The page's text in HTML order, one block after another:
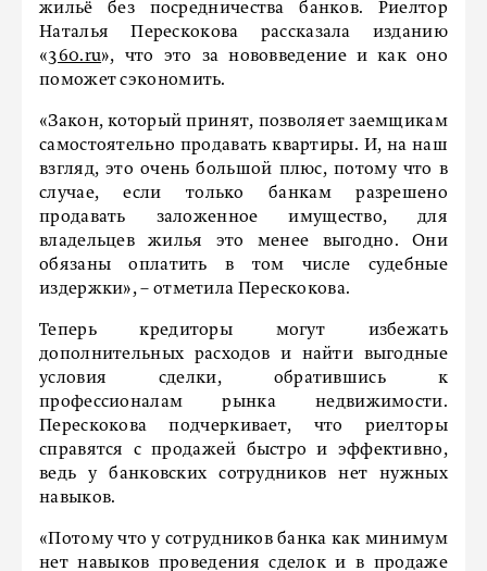
жильё без посредничества банков. Риелтор
Наталья Перескокова рассказала изданию
«360.ru», что это за нововведение и как оно
поможет сэкономить.
«Закон, который принят, позволяет заемщикам
самостоятельно продавать квартиры. И, на наш
взгляд, это очень большой плюс, потому что в
случае, если только банкам разрешено
продавать заложенное имущество, для
владельцев жилья это менее выгодно. Они
обязаны оплатить в том числе судебные
издержки», – отметила Перескокова.
Теперь кредиторы могут избежать
дополнительных расходов и найти выгодные
условия сделки, обратившись к
профессионалам рынка недвижимости.
Перескокова подчеркивает, что риелторы
справятся с продажей быстро и эффективно,
ведь у банковских сотрудников нет нужных
навыков.
«Потому что у сотрудников банка как минимум
нет навыков проведения сделок и в продаже